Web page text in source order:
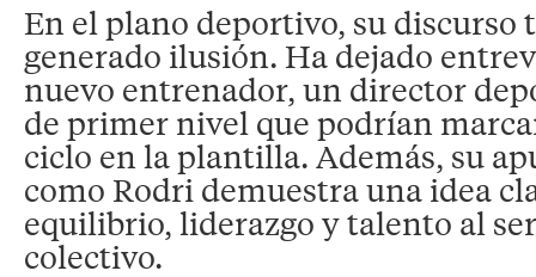
En el plano deportivo, su discurso
generado ilusión. Ha dejado
nuevo entrenador, un director
de primer nivel que podrían
ciclo en la plantilla. Además, su
como Rodri demuestra una idea
equilibrio, liderazgo y talento al
colectivo.